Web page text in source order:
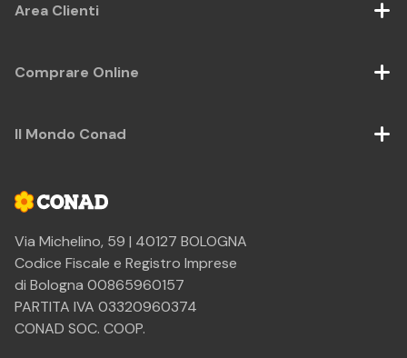
Via Michelino, 59 | 40127 BOLOGNA
Codice Fiscale e Registro Imprese
di Bologna 00865960157
PARTITA IVA 03320960374
CONAD SOC. COOP.
Area Clienti
Comprare Online
Il Mondo Conad